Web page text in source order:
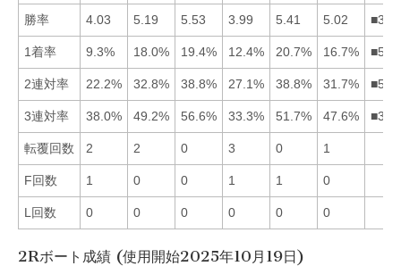
勝率 4.03 5.19 5.53 3.99 5.41 5.02
1着率 9.3% 18.0% 19.4% 12.4% 20.7% 16.7%
2連対率 22.2% 32.8% 38.8% 27.1% 38.8% 31.7%
3連対率 38.0% 49.2% 56.6% 33.3% 51.7% 47.6%
転覆回数 2 2 0 3 0 1
F回数 1 0 0 1 1 0
L回数 0 0 0 0 0 0
2Rボート成績 (使用開始2025年10月19日)